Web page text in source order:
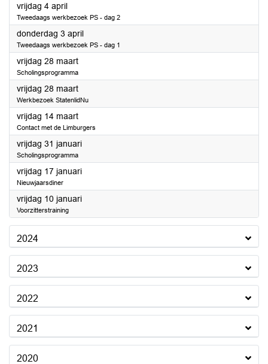
vrijdag 4 april2025
Tweedaags werkbezoek PS - dag 2
donderdag 3 april2025
Tweedaags werkbezoek PS - dag 1
vrijdag 28 maart2025
Scholingsprogramma
vrijdag 28 maart2025
Werkbezoek StatenlidNu
vrijdag 14 maart2025
Contact met de Limburgers
vrijdag 31 januari2025
Scholingsprogramma
vrijdag 17 januari2025
Nieuwjaarsdiner
vrijdag 10 januari2025
Voorzitterstraining
2024
2023
2022
2021
2020